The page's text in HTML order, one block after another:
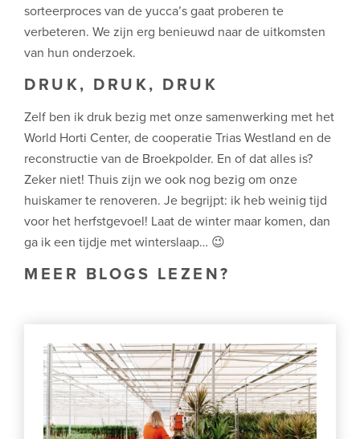
sorteerproces van de yucca’s gaat proberen te
verbeteren. We zijn erg benieuwd naar de uitkomsten
van hun onderzoek.
DRUK, DRUK, DRUK
Zelf ben ik druk bezig met onze samenwerking met het
World Horti Center, de cooperatie Trias Westland en de
reconstructie van de Broekpolder. En of dat alles is?
Zeker niet! Thuis zijn we ook nog bezig om onze
huiskamer te renoveren. Je begrijpt: ik heb weinig tijd
voor het herfstgevoel! Laat de winter maar komen, dan
ga ik een tijdje met winterslaap… 😉
MEER BLOGS LEZEN?